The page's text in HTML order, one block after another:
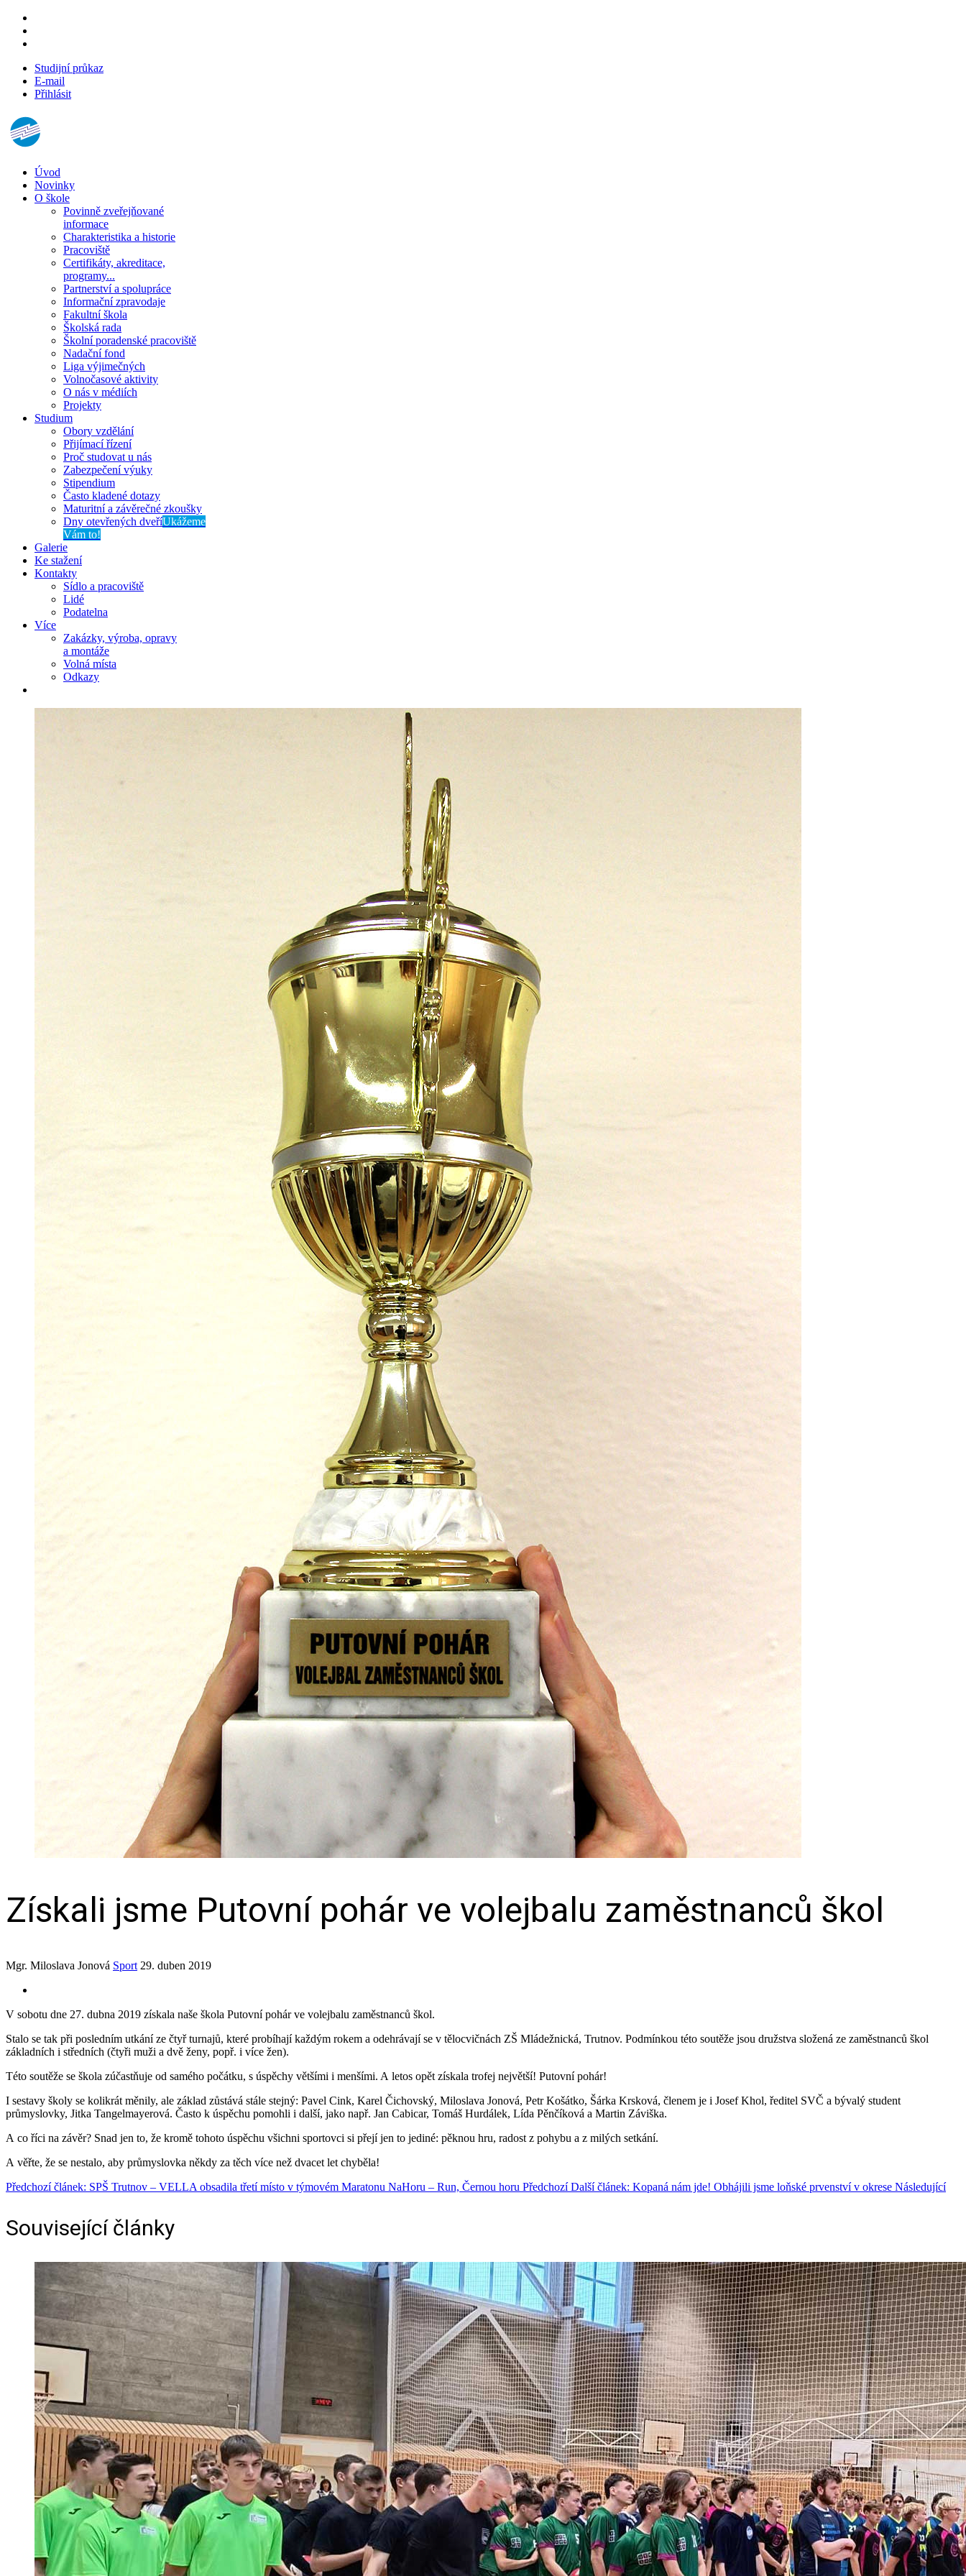
Studijní průkaz
E-mail
Přihlásit
Úvod
Novinky
O škole
Povinně zveřejňované
informace
Charakteristika a historie
Pracoviště
Certifikáty, akreditace,
programy...
Partnerství a spolupráce
Informační zpravodaje
Fakultní škola
Školská rada
Školní poradenské pracoviště
Nadační fond
Liga výjimečných
Volnočasové aktivity
O nás v médiích
Projekty
Studium
Obory vzdělání
Přijímací řízení
Proč studovat u nás
Zabezpečení výuky
Stipendium
Často kladené dotazy
Maturitní a závěrečné zkoušky
Dny otevřených dveříUkážeme
Vám to!
Galerie
Ke stažení
Kontakty
Sídlo a pracoviště
Lidé
Podatelna
Více
Zakázky, výroba, opravy
a montáže
Volná místa
Odkazy
Získali jsme Putovní pohár ve volejbalu zaměstnanců škol
Mgr. Miloslava Jonová Sport 29. duben 2019
V sobotu dne 27. dubna 2019 získala naše škola Putovní pohár ve volejbalu zaměstnanců škol.
Stalo se tak při posledním utkání ze čtyř turnajů, které probíhají každým rokem a odehrávají se v tělocvičnách ZŠ Mládežnická, Trutnov. Podmínkou této soutěže jsou družstva složená ze zaměstnanců škol
základních i středních (čtyři muži a dvě ženy, popř. i více žen).
Této soutěže se škola zúčastňuje od samého počátku, s úspěchy většími i menšími. A letos opět získala trofej největší! Putovní pohár!
I sestavy školy se kolikrát měnily, ale základ zůstává stále stejný: Pavel Cink, Karel Čichovský, Miloslava Jonová, Petr Košátko, Šárka Krsková, členem je i Josef Khol, ředitel SVČ a bývalý student
průmyslovky, Jitka Tangelmayerová. Často k úspěchu pomohli i další, jako např. Jan Cabicar, Tomáš Hurdálek, Lída Pěnčíková a Martin Záviška.
A co říci na závěr? Snad jen to, že kromě tohoto úspěchu všichni sportovci si přejí jen to jediné: pěknou hru, radost z pohybu a z milých setkání.
A věřte, že se nestalo, aby průmyslovka někdy za těch více než dvacet let chyběla!
Předchozí článek: SPŠ Trutnov – VELLA obsadila třetí místo v týmovém Maratonu NaHoru – Run, Černou horu Předchozí Další článek: Kopaná nám jde! Obhájili jsme loňské prvenství v okrese Následující
Související články